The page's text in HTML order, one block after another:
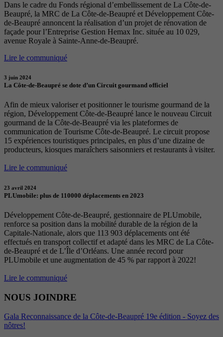
Dans le cadre du Fonds régional d’embellissement de La Côte-de-
Beaupré, la MRC de La Côte-de-Beaupré et Développement Côte-
de-Beaupré annoncent la réalisation d’un projet de rénovation de
façade pour l’Entreprise Gestion Hemax Inc. située au 10 029,
avenue Royale à Sainte-Anne-de-Beaupré.
Lire le communiqué
3 juin 2024
La Côte-de-Beaupré se dote d’un Circuit gourmand officiel
Afin de mieux valoriser et positionner le tourisme gourmand de la
région, Développement Côte-de-Beaupré lance le nouveau Circuit
gourmand de la Côte-de-Beaupré via les plateformes de
communication de Tourisme Côte-de-Beaupré. Le circuit propose
15 expériences touristiques principales, en plus d’une dizaine de
producteurs, kiosques maraîchers saisonniers et restaurants à visiter.
Lire le communiqué
23 avril 2024
PLUmobile: plus de 110000 déplacements en 2023
Développement Côte-de-Beaupré, gestionnaire de PLUmobile,
renforce sa position dans la mobilité durable de la région de la
Capitale-Nationale, alors que 113 903 déplacements ont été
effectués en transport collectif et adapté dans les MRC de La Côte-
de-Beaupré et de L’Île d’Orléans. Une année record pour
PLUmobile et une augmentation de 45 % par rapport à 2022!
Lire le communiqué
NOUS JOINDRE
Gala Reconnaissance de la Côte-de-Beaupré 19e édition - Soyez des
nôtres!